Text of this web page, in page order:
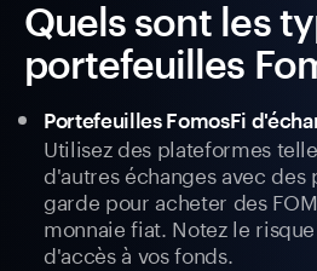
Quels sont les
portefeuilles
Portefeuilles FomosFi
Utilisez des plateformes
d'autres échanges avec
garde pour acheter des
monnaie fiat. Notez le
d'accès à vos fonds.